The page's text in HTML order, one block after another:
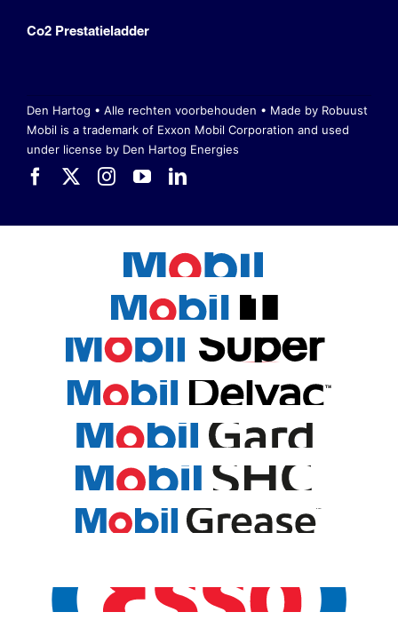
Co2 Prestatieladder
Den Hartog • Alle rechten voorbehouden • Made by Robuust
Mobil is a trademark of Exxon Mobil Corporation and used
under license by Den Hartog Energies